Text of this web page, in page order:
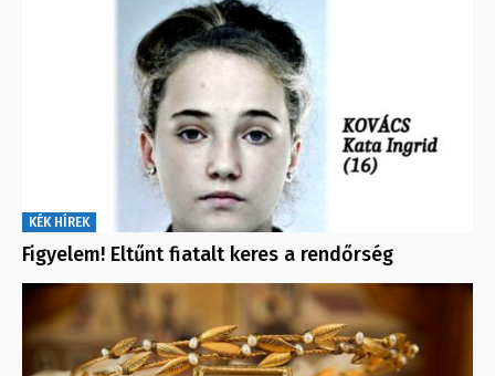
KÉK HÍREK
Figyelem! Eltűnt fiatalt keres a rendőrség